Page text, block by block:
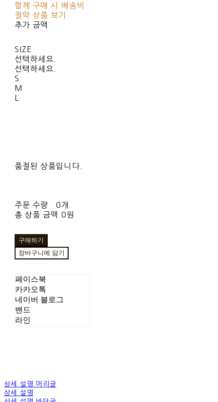
함께 구매 시 배송비
절약 상품 보기
추가 금액
SIZE
선택하세요.
선택하세요.
S
M
품절된 상품입니다.
주문 수량
0개
총 상품 금액 0원
구매하기
장바구니에 담기
페이스북
카카오톡
네이버 블로그
밴드
라인
상세 설명 머리글
상세 설명